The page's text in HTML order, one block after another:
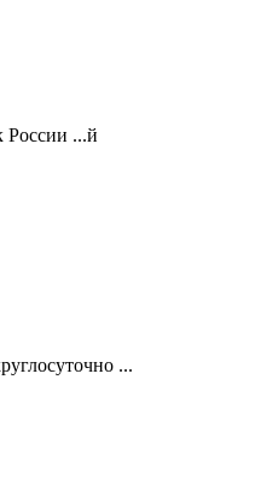
России ...й
...